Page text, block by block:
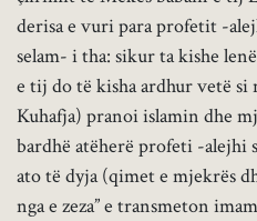
derisa e vuri para profetit -
selam- i tha: sikur ta kishe
e tij do të kisha ardhur vetë
Kuhafja) pranoi islamin dhe
bardhë atëherë profeti -alejhi
ato të dyja (qimet e mjekrës
nga e zeza” e transmeton